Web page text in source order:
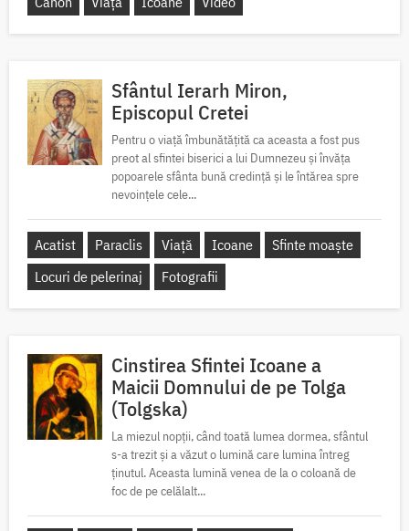
Sfântul Ierarh Miron,
Episcopul Cretei
Pentru o viață îmbunătățită ca aceasta a fost pus
preot al sfintei biserici a lui Dumnezeu și învăța
popoarele sfânta bună credință și le întărea spre
nevoințele cele...
Acatist Paraclis Viață Icoane
Sfinte moaște
Locuri de pelerinaj
Fotografii
Cinstirea Sfintei Icoane a
Maicii Domnului de pe Tolga
(Tolgska)
La miezul nopții, când toată lumea dormea, sfântul
s-a trezit și a văzut o lumină care lumina întreg
ținutul. Aceasta lumină venea de la o coloană de
foc de pe celălalt...